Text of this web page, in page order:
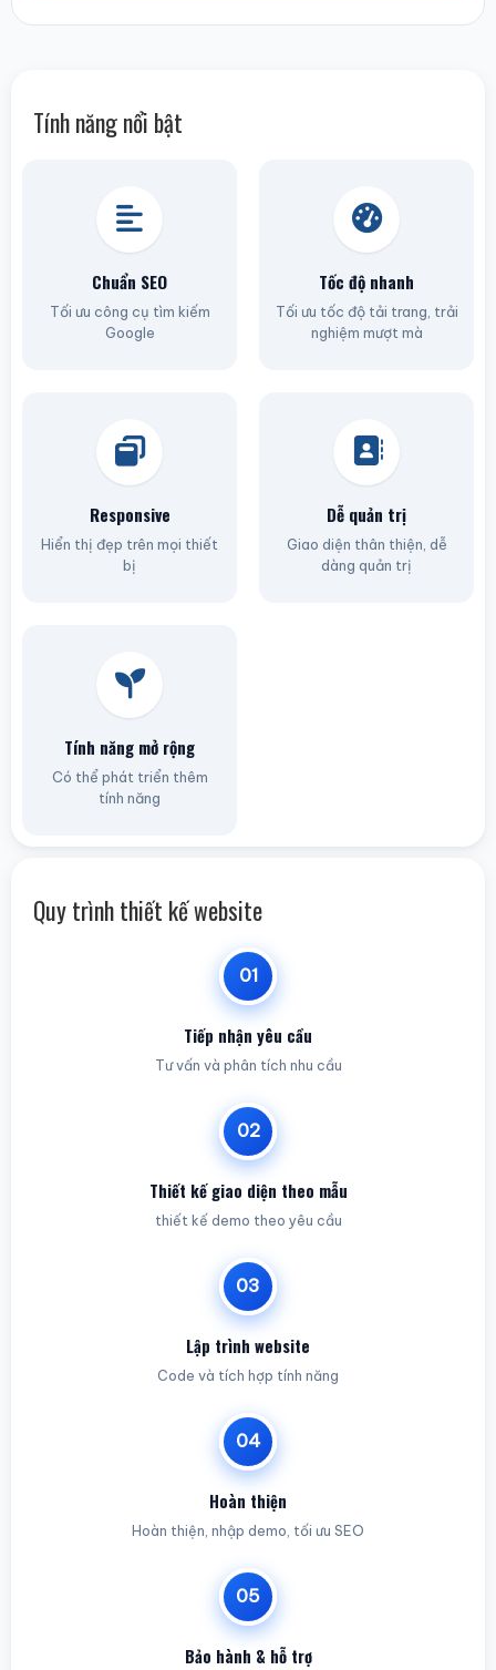
Tính năng nổi bật
Chuẩn SEO
Tối ưu công cụ tìm kiếm
Google
Tốc độ nhanh
Tối ưu tốc độ tải trang, trải
nghiệm mượt mà
Responsive
Hiển thị đẹp trên mọi thiết
bị
Dễ quản trị
Giao diện thân thiện, dễ
dàng quản trị
Tính năng mở rộng
Có thể phát triển thêm
tính năng
Quy trình thiết kế website
01
Tiếp nhận yêu cầu
Tư vấn và phân tích nhu cầu
02
Thiết kế giao diện theo mẫu
thiết kế demo theo yêu cầu
03
Lập trình website
Code và tích hợp tính năng
04
Hoàn thiện
Hoàn thiện, nhập demo, tối ưu SEO
05
Bảo hành & hỗ trợ